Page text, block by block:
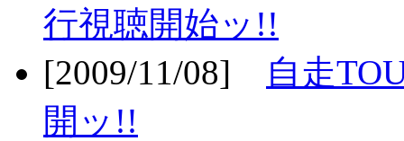
行視聴開始ッ!!
[2009/11/08]
自走
開ッ!!